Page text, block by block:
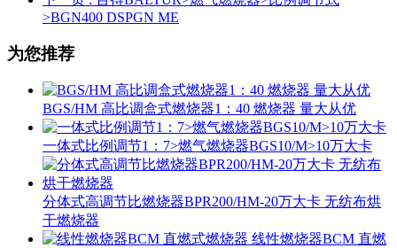
>BGN400 DSPGN ME
为您推荐
BGS/HM 高比调盒式燃烧器1：40 燃烧器 量大从优
一体式比例调节1：7>燃气燃烧器BGS10/M>10万大卡
分体式高调节比燃烧器BPR200/HM-20万大卡 无纺布烘
干燃烧器
线性燃烧器BCM 直燃